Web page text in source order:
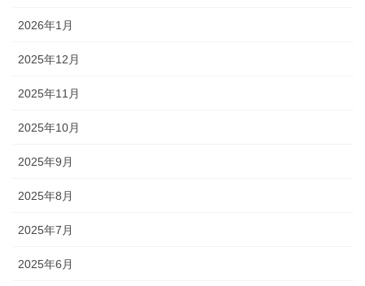
2026年1月
2025年12月
2025年11月
2025年10月
2025年9月
2025年8月
2025年7月
2025年6月